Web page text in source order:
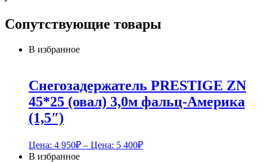
Сопутствующие товары
В избранное
Снегозадержатель PRESTIGE ZN
45*25 (овал) 3,0м фальц-Америка
(1,5″)
Цена: 4 950₽ – Цена: 5 400₽
В избранное